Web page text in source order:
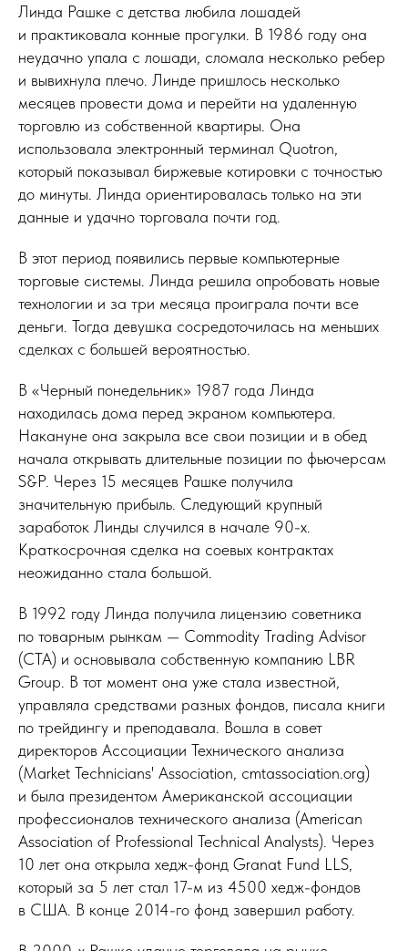
Линда Рашке с детства любила лошадей
и практиковала конные прогулки. В 1986 году она
неудачно упала с лошади, сломала несколько ребер
и вывихнула плечо. Линде пришлось несколько
месяцев провести дома и перейти на удаленную
торговлю из собственной квартиры. Она
использовала электронный терминал Quotron,
который показывал биржевые котировки с точностью
до минуты. Линда ориентировалась только на эти
данные и удачно торговала почти год.
В этот период появились первые компьютерные
торговые системы. Линда решила опробовать новые
технологии и за три месяца проиграла почти все
деньги. Тогда девушка сосредоточилась на меньших
сделках с большей вероятностью.
В «Черный понедельник» 1987 года Линда
находилась дома перед экраном компьютера.
Накануне она закрыла все свои позиции и в обед
начала открывать длительные позиции по фьючерсам
S&P. Через 15 месяцев Рашке получила
значительную прибыль. Следующий крупный
заработок Линды случился в начале 90-х.
Краткосрочная сделка на соевых контрактах
неожиданно стала большой.
В 1992 году Линда получила лицензию советника
по товарным рынкам — Commodity Trading Advisor
(СТА) и основывала собственную компанию LBR
Group. В тот момент она уже стала известной,
управляла средствами разных фондов, писала книги
по трейдингу и преподавала. Вошла в совет
директоров Ассоциации Технического анализа
(Market Technicians' Association, cmtassociation.org)
и была президентом Американской ассоциации
профессионалов технического анализа (American
Association of Professional Technical Analysts). Через
10 лет она открыла хедж-фонд Granat Fund LLS,
который за 5 лет стал 17-м из 4500 хедж-фондов
в США. В конце 2014-го фонд завершил работу.